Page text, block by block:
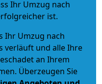
Ihr Umzug nach
ist.
Ihr Umzug nach
verläuft und alle Ihre
an Ihrem
Überzeugen Sie